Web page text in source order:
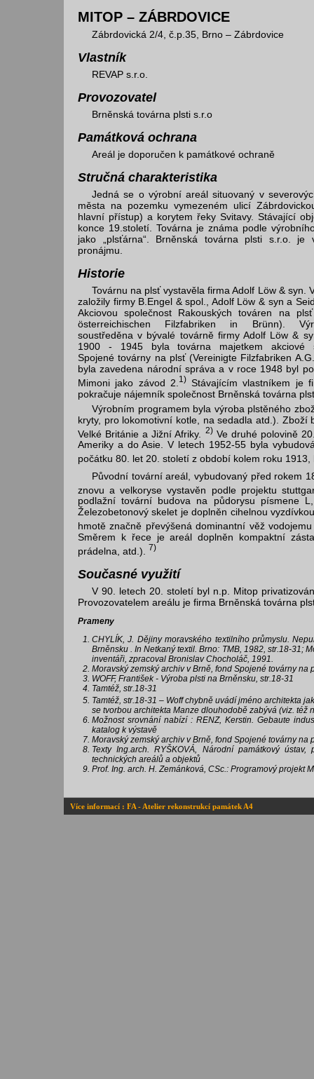
MITOP – ZÁBRDOVICE
Zábrdovická 2/4, č.p.35, Brno – Zábrdovice
Vlastník
REVAP s.r.o.
Provozovatel
Brněnská továrna plsti s.r.o
Památková ochrana
Areál je doporučen k památkové ochraně
Stručná charakteristika
Jedná se o výrobní areál situovaný v
města na pozemku vymezeném ulicí
hlavní přístup) a korytem řeky Svitavy. Stávající
konce 19.století. Továrna je známa podle
jako „plsťárna“. Brněnská továrna plsti s.r.o.
pronájmu.
Historie
Továrnu na plsť vystavěla firma Adolf Löw & syn.
založily firmy B.Engel & spol., Adolf Löw & syn a
Akciovou společnost Rakouských továren na
österreichischen Filzfabriken in Brünn).
soustředěna v bývalé továrně firmy Adolf Löw &
1900 - 1945 byla továrna majetkem akciové
Spojené továrny na plsť (Vereinigte Filzfabriken
byla zavedena národní správa a v roce 1948 byl
Mimoni jako závod 2. 1)Stávajícím vlastníkem je
pokračuje nájemník společnost Brněnská továrna
Výrobním programem byla výroba plstěného
kryty, pro lokomotivní kotle, na sedadla atd.). Zboží
Velké Británie a Jižní Afriky.
2)Ve druhé polovině
Ameriky a do Asie. V letech 1952-55 byla
počátku 80. let 20. století z období kolem roku
Původní tovární areál, vybudovaný před rokem
znovu a velkoryse vystavěn podle projektu
podlažní tovární budova na půdorysu písmene
Železobetonový skelet je doplněn cihelnou
hmotě značně převýšená dominantní věž
Směrem k řece je areál doplněn kompaktní
prádelna, atd.).
7)
Současné využití
V 90. letech 20. století byl n.p. Mitop
Provozovatelem areálu je firma Brněnská továrna
Prameny
CHYLÍK, J. Dějiny moravského textilního průmyslu.
Brněnsku . In Netkaný textil. Brno: TMB, 1982, str.18-31;
inventáři, zpracoval Bronislav Chocholáč, 1991.
Moravský zemský archiv v Brně, fond Spojené továrny na
WOFF, František - Výroba plsti na Brněnsku, str.18-31
Tamtéž, str.18-31
Tamtéž, str.18-31 – Woff chybně uvádí jméno architekta
se tvorbou architekta Manze dlouhodobě zabývá (viz. též
Možnost srovnání nabízí : RENZ, Kerstin. Gebaute
katalog k výstavě
Moravský zemský archiv v Brně, fond Spojené továrny na
Texty Ing.arch. RYŠKOVÁ, Národní památkový
technických areálů a objektů
Prof. Ing. arch. H. Zemánková, CSc.: Programový projekt
Více informací : FA - Atelier rekonstrukcí památek A4